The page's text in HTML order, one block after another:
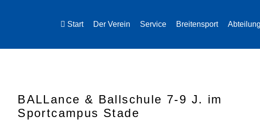
Start Der Verein Service Breitensport
BALLance & Ballschule 7-9 J. im
Sportcampus Stade